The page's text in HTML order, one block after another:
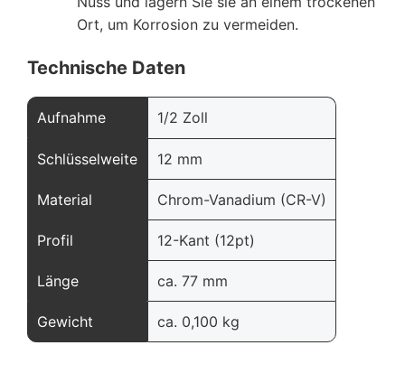
Ort, um Korrosion zu vermeiden.
Technische Daten
Aufnahme 1/2 Zoll
Schlüsselweite 12 mm
Material Chrom-Vanadium (CR-V)
Profil 12-Kant (12pt)
Länge ca. 77 mm
Gewicht ca. 0,100 kg